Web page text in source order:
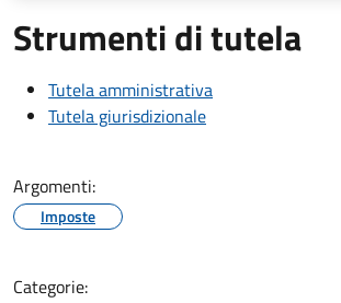
Strumenti di tutela
Tutela amministrativa
Tutela giurisdizionale
Argomenti:
Imposte
Categorie: